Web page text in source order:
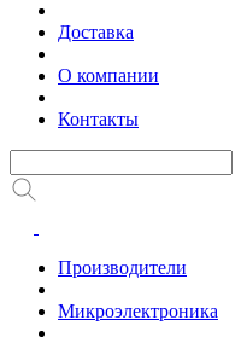
Доставка
О компании
Контакты
Производители
Микроэлектроника